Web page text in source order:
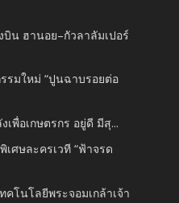
บิน ฮานอย–กัวลาลัมเปอร์
มใหม่ “ปูนฉาบรอยต่อ
เพื่อเกษตรกร อยู่ดี มีสุ...
เศษละครเวที “ฟ้าจรด
คโนโลยีพระจอมเกล้าเจ้า